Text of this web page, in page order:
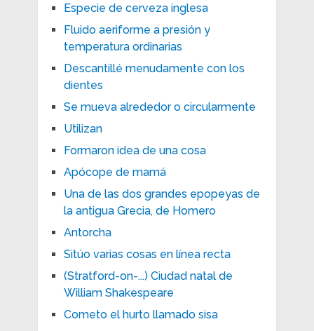
Especie de cerveza inglesa
Fluido aeriforme a presión y
temperatura ordinarias
Descantillé menudamente con los
dientes
Se mueva alrededor o circularmente
Utilizan
Formaron idea de una cosa
Apócope de mamá
Una de las dos grandes epopeyas de
la antigua Grecia, de Homero
Antorcha
Sitúo varias cosas en línea recta
(Stratford-on-...) Ciudad natal de
William Shakespeare
Cometo el hurto llamado sisa